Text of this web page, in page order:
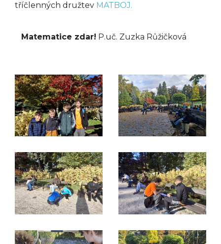
tříčlenných družtev MATBOJ.
Matematice zdar! P.uč. Zuzka Růžičková